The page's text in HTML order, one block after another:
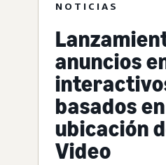
NOTICIAS
anuncios
basados en
ubicación
Video